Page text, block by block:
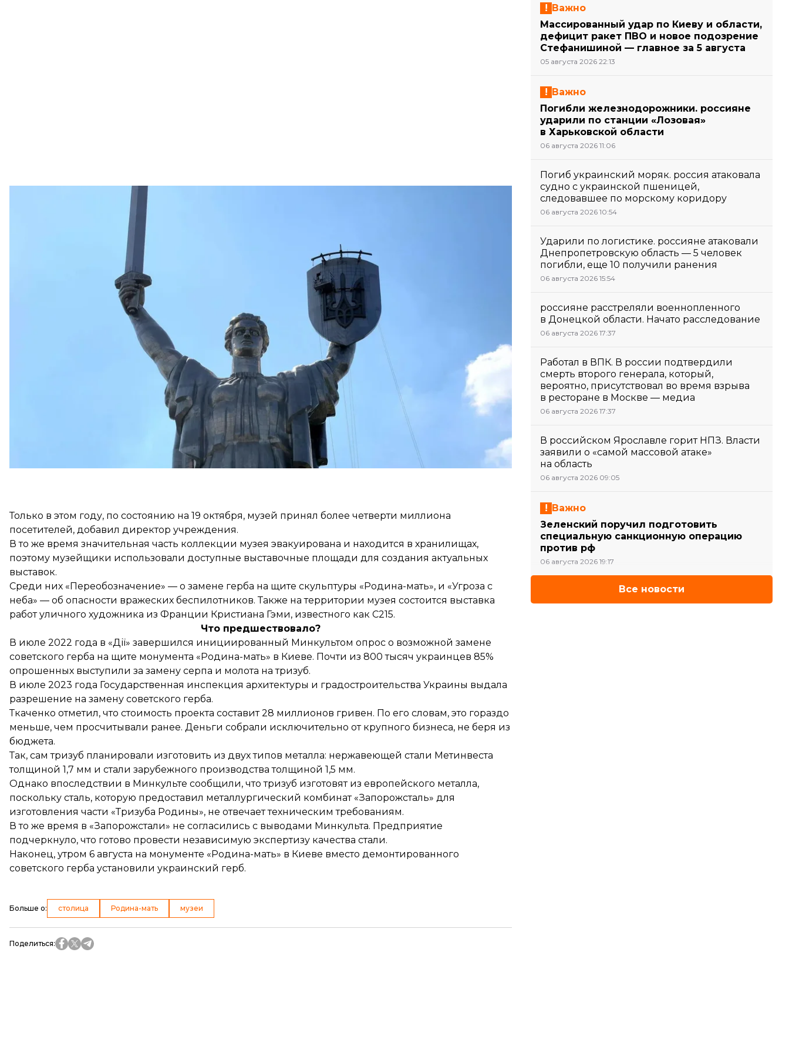
Монумент «Родина-мать» в Киеве после установки тизуба на щит, август 2023 года. Иллюстративное фото
С 21 октября в Киеве планируют возобновить подъем на смотровую площадку на щите монумента
директор Национального музея истории Украины во Второй мировой войне
Юрий Савчук в эфире «Радио Культура».
По его словам, дверь главного корпуса музея откроется 20 октября — впервые с начала
полномасштабной войны. На следующий день начнет действовать смотровая площадка на щите
монумента. Ежедневно будет не более 10 подъемов.
Савчук отметил, что сам музейный комплекс, который расположен на площади около 11 гектаров и
включает различные объекты, кроме главного — «Родины-матери», все это время работал.
Только в этом году, по состоянию на 19 октября, музей принял более четверти миллиона
посетителей, добавил директор учреждения.
В то же время значительная часть коллекции музея эвакуирована и находится в хранилищах,
поэтому музейщики использовали доступные выставочные площади для создания актуальных
выставок.
Среди них «Переобозначение» — о замене герба на щите скульптуры «Родина-мать», и «Угроза с
неба» — об опасности вражеских беспилотников. Также на территории музея состоится выставка
работ уличного художника из Франции Кристиана Гэми, известного как С215.
Что предшествовало?
В июле 2022 года в «Дії» завершился инициированный Минкультом опрос о возможной замене
советского герба на щите монумента «Родина-мать» в Киеве. Почти из 800 тысяч украинцев 85%
опрошенных выступили за замену серпа и молота на тризуб.
В июле 2023 года Государственная инспекция архитектуры и градостроительства Украины выдала
разрешение на замену советского герба.
Ткаченко отметил, что стоимость проекта составит 28 миллионов гривен. По его словам, это гораздо
меньше, чем просчитывали ранее. Деньги собрали исключительно от крупного бизнеса, не беря из
бюджета.
Так, сам тризуб планировали изготовить из двух типов металла: нержавеющей стали Метинвеста
толщиной 1,7 мм и стали зарубежного производства толщиной 1,5 мм.
Однако впоследствии в Минкульте сообщили, что тризуб изготовят из европейского металла,
поскольку сталь, которую предоставил металлургический комбинат «Запорожсталь» для
изготовления части «Тризуба Родины», не отвечает техническим требованиям.
В то же время в «Запорожстали» не согласились с выводами Минкульта. Предприятие
подчеркнуло, что готово провести независимую экспертизу качества стали.
Наконец, утром 6 августа на монументе «Родина-мать» в Киеве вместо демонтированного
советского герба установили украинский герб.
Больше о: столица Родина-мать музеи
Поделиться:
Важно
Массированный удар по Киеву и области,
дефицит ракет ПВО и новое подозрение
Стефанишиной — главное за 5 августа
05 августа 2026 22:13
Важно
Погибли железнодорожники. россияне
ударили по станции «Лозовая»
в Харьковской области
06 августа 2026 11:06
Погиб украинский моряк. россия атаковала
судно с украинской пшеницей,
следовавшее по морскому коридору
06 августа 2026 10:54
Ударили по логистике. россияне атаковали
Днепропетровскую область — 5 человек
погибли, еще 10 получили ранения
06 августа 2026 15:54
россияне расстреляли военнопленного
в Донецкой области. Начато расследование
06 августа 2026 17:37
Работал в ВПК. В россии подтвердили
смерть второго генерала, который,
вероятно, присутствовал во время взрыва
в ресторане в Москве — медиа
06 августа 2026 17:37
В российском Ярославле горит НПЗ. Власти
заявили о «самой массовой атаке»
на область
06 августа 2026 09:05
Важно
Зеленский поручил подготовить
специальную санкционную операцию
против рф
06 августа 2026 19:17
Все новости